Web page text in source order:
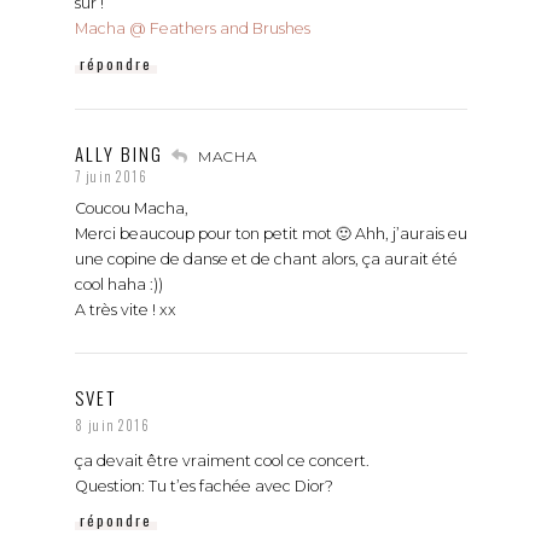
Macha @ Feathers and Brushes
répondre
ALLY BING MACHA
7 juin 2016
Coucou Macha,
Merci beaucoup pour ton petit mot 🙂 Ahh, j’aurais eu
une copine de danse et de chant alors, ça aurait été
cool haha :))
A très vite ! xx
SVET
8 juin 2016
ça devait être vraiment cool ce concert.
Question: Tu t’es fachée avec Dior?
répondre